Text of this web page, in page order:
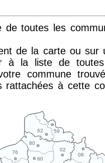
de toutes les
de la carte ou sur
à la liste de
commune
rattachées à cette
59
60
62
02
08
76
80